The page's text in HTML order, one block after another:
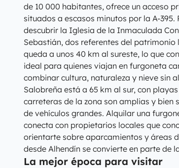
de 10 000 habitantes, ofrece un acceso
situados a escasos minutos por la A-
descubrir la Iglesia de la Inmaculada
Sebastián, dos referentes del patrimonio
queda a unos 40 km al sureste, lo que
ideal para quienes viajan en furgoneta
combinar cultura, naturaleza y nieve sin
Salobreña está a 65 km al sur, con
carreteras de la zona son amplias y bien
de vehículos grandes. Alquilar una
conecta con propietarios locales que
orientarte sobre aparcamientos y áreas
desde Alhendín se convierte en parte de
La mejor época para visitar